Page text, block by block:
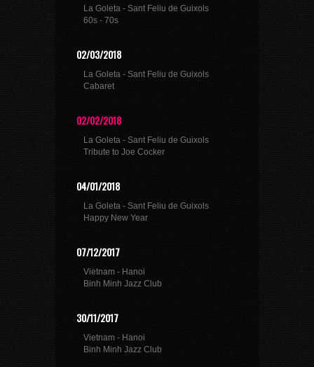
La Goleta - Sant Feliu de Guixols
60s - 70s
02/03/2018
La Goleta - Sant Feliu de Guixols
Cabaret
02/02/2018
La Goleta - Sant Feliu de Guixols
Tribute to Joe Cocker
04/01/2018
La Goleta - Sant Feliu de Guixols
Happy New Year
07/12/2017
Vietnam - Hanoi
Binh Minh Jazz Club
30/11/2017
Vietnam - Hanoi
Binh Minh Jazz Club